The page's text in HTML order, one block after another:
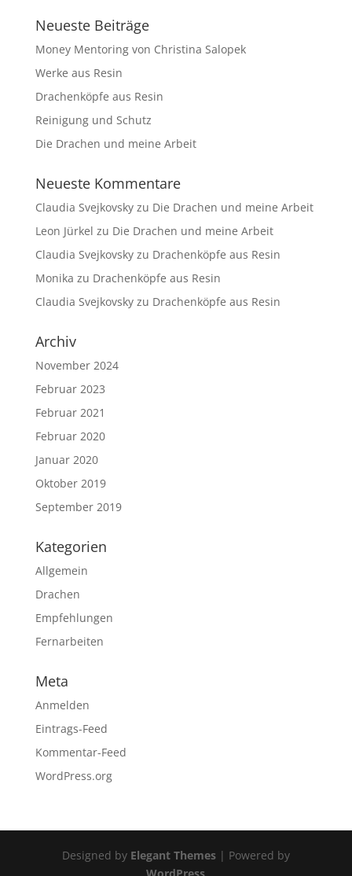
Neueste Beiträge
Money Mentoring von Christina Salopek
Werke aus Resin
Drachenköpfe aus Resin
Reinigung und Schutz
Die Drachen und meine Arbeit
Neueste Kommentare
Claudia Svejkovskyzu Die Drachen und meine Arbeit
Leon Jürkel zu Die Drachen und meine Arbeit
Claudia Svejkovskyzu Drachenköpfe aus Resin
Monika zu Drachenköpfe aus Resin
Claudia Svejkovskyzu Drachenköpfe aus Resin
Archiv
November 2024
Februar 2023
Februar 2021
Februar 2020
Januar 2020
Oktober 2019
September 2019
Kategorien
Allgemein
Drachen
Empfehlungen
Fernarbeiten
Meta
Anmelden
Eintrags-Feed
Kommentar-Feed
WordPress.org
Designed by Elegant Themes| Powered by